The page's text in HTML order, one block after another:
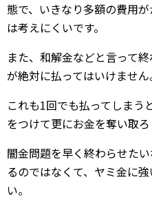
態で、いきなり多額の費用
は考えにくいです。
また、和解金などと言って
が絶対に払ってはいけません
これも1回でも払ってしまう
をつけて更にお金を奪い取ろ
闇金問題を早く終わらせた
るのではなくて、ヤミ金に
い。